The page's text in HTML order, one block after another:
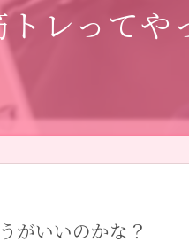
トレってや
がいいのかな？